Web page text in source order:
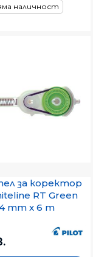
наличност
за коректор
RT Green
mm x 6 m